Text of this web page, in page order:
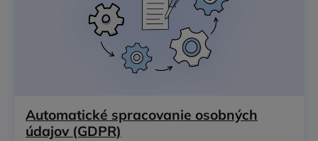
Automatické spracovanie osobných
údajov (GDPR)